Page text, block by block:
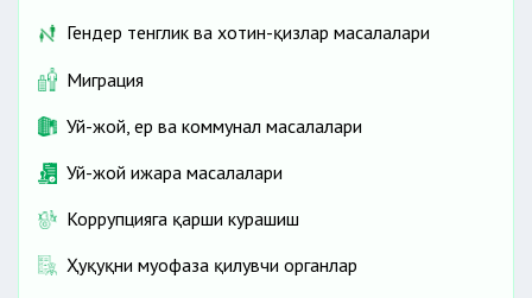
Гендер тенглик ва хотин-қизлар масалалари
Миграция
Уй-жой, ер ва коммунал масалалари
Уй-жой ижара масалалари
Коррупцияга қарши курашиш
Ҳуқуқни муҳофаза қилувчи органлар